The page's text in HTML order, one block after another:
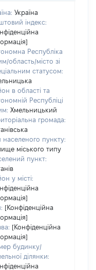
Україна
індекс:
Республіка
область/місто зі
статусом:
в області та
Республіці
Хмельницький
громада:
населеного пункту:
міського типу
пункт:
у місті:
[Конфіденційна
[Конфіденційна
будинку/
ділянки: